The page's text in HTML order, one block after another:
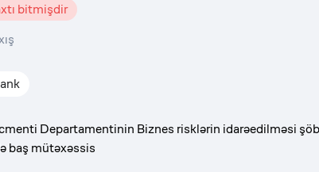
bitmişdir
Departamentinin Biznes risklərin idarəedilməsi
baş mütəxəssis